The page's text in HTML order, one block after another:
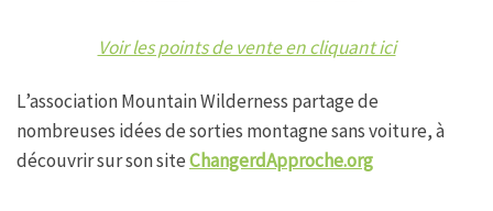
Voir les points de vente en cliquant ici
L’association Mountain Wilderness partage de
nombreuses idées de sorties montagne sans voiture, à
découvrir sur son siteChangerdApproche.org